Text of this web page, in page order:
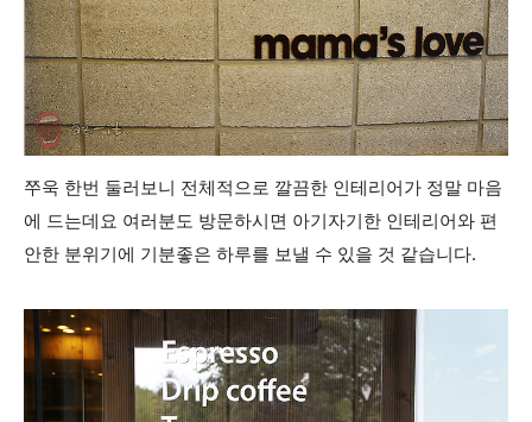
쭈욱 한번 둘러보니 전체적으로 깔끔한 인테리어가 정말 마음
에 드는데요 여러분도 방문하시면 아기자기한 인테리어와 편
안한 분위기에 기분좋은 하루를 보낼 수 있을 것 같습니다.